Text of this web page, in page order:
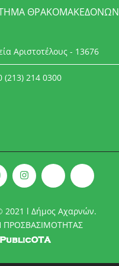
ΘΡΑΚΟΜΑΚΕΔΌΝΩΝ
Αριστοτέλους - 13676
(213) 214 0300
2021 l Δήμος Αχαρνών.
ΠΡΟΣΒΑΣΙΜΟΤΗΤΑΣ